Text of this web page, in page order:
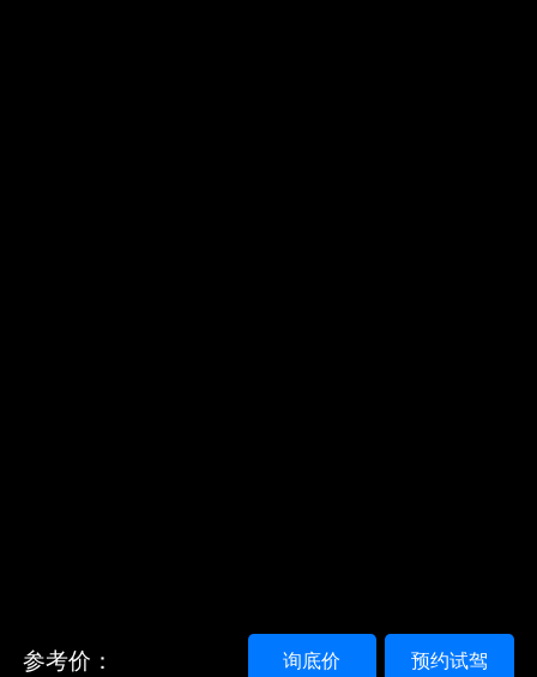
参考价： 预约试驾
询底价